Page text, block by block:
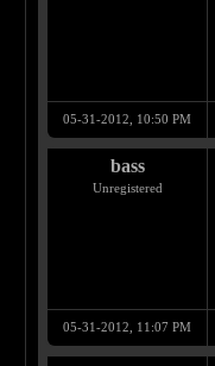
05-31-2012, 10:50 PM
bass
Unregistered
05-31-2012, 11:07 PM